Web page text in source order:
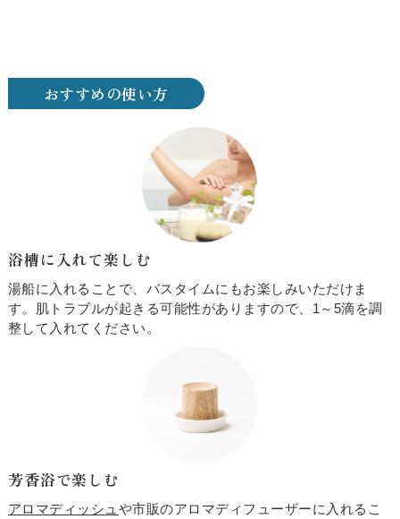
おすすめの使い方
浴槽に入れて楽しむ
湯船に入れることで、バスタイムにもお楽しみいただけま
す。肌トラブルが起きる可能性がありますので、1～5滴を調
整して入れてください。
芳香浴で楽しむ
アロマディッシュ や市販のアロマディフューザーに入れるこ